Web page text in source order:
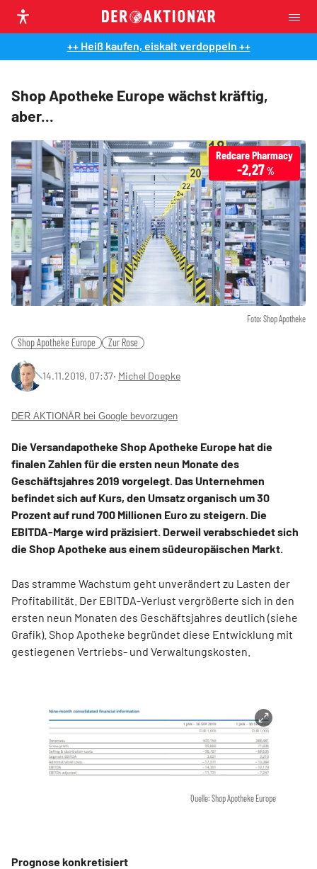
++ Heiß kaufen, eiskalt verdoppeln ++
Shop Apotheke Europe wächst kräftig,
aber...
Foto: Shop Apotheke
Redcare Pharmacy
-2,27%
Shop Apotheke Europe Zur Rose
14.11.2019, 07:37‧ Michel Doepke
DER AKTIONÄR bei Google bevorzugen
Die Versandapotheke Shop Apotheke Europe hat die
finalen Zahlen für die ersten neun Monate des
Geschäftsjahres 2019 vorgelegt. Das Unternehmen
befindet sich auf Kurs, den Umsatz organisch um 30
Prozent auf rund 700 Millionen Euro zu steigern. Die
EBITDA-Marge wird präzisiert. Derweil verabschiedet sich
die Shop Apotheke aus einem südeuropäischen Markt.
Das stramme Wachstum geht unverändert zu Lasten der
Profitabilität. Der EBITDA-Verlust vergrößerte sich in den
ersten neun Monaten des Geschäftsjahres deutlich (siehe
Grafik). Shop Apotheke begründet diese Entwicklung mit
gestiegenen Vertriebs- und Verwaltungskosten.
Quelle: Shop Apotheke Europe
Prognose konkretisiert